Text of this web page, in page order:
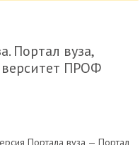
Портал вуза,
ПРОФ
Портала вуза — Портал